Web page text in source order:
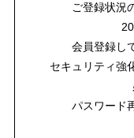
ご登録状況
会員登録し
セキュリティ強
パスワード